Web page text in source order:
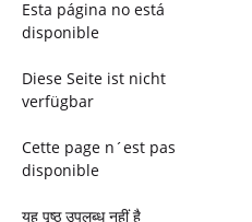
Esta página no está
disponible
Diese Seite ist nicht
verfügbar
Cette page n´est pas
disponible
यह पृष्ठ उपलब्ध नहीं है